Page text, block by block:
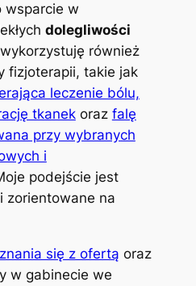
wsparcie w
dolegliwości
również
fizjoterapii, takie jak
leczenie bólu,
tkanekoraz falę
przy wybranych
i
podejście jest
zorientowane na
się z ofertą oraz
w gabinecie we